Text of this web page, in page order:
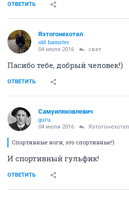
ОТВЕТИТЬ
Яэтогонехотел
old hamster
04 июля 2016 свет
Пасибо тебе, добрый человек!)
ОТВЕТИТЬ
Самуиляковлевич
guru
04 июля 2016 Яэтогонехотел
Спортивные ноги, это спортивные!)
И спортивный гульфик!
ОТВЕТИТЬ